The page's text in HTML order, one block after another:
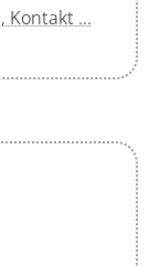
Kontakt ...